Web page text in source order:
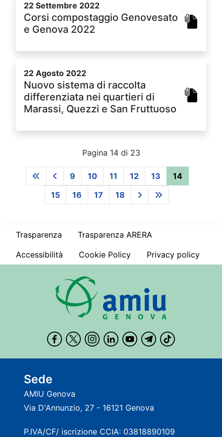
22 Settembre 2022
Corsi compostaggio Genovesato
e Genova 2022
22 Agosto 2022
Nuovo sistema di raccolta
differenziata nei quartieri di
Marassi, Quezzi e San Fruttuoso
Pagina 14 di 23
9 10 11 12 13
14
15
16 17 18
Trasparenza
Trasparenza ARERA
Accessibilità
Cookie Policy Privacy policy
Sede
AMIU Genova
Via D'Annunzio, 27 - 16121 Genova
P.IVA/CF/ iscrizione CCIA: 03818890109